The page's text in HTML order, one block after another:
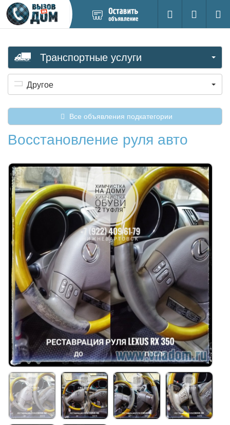
новое
Поиск
Вход на
Транспортные услуги
Другое
Все объявления подкатегории
Восстановление руля авто